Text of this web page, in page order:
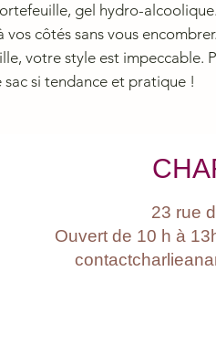
gel hydro-
vos côtés sans vous
votre style est impeccable.
sac si tendance et pratique !
23 rue
Ouvert de 10 h à